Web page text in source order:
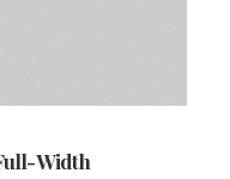
Width